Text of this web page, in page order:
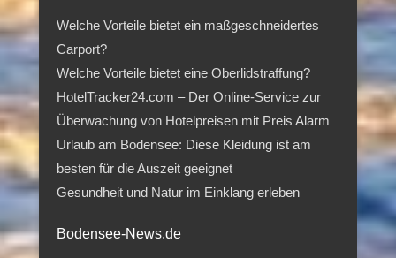
Welche Vorteile bietet ein maßgeschneidertes
Carport?
Welche Vorteile bietet eine Oberlidstraffung?
HotelTracker24.com – Der Online-Service zur
Überwachung von Hotelpreisen mit Preis Alarm
Urlaub am Bodensee: Diese Kleidung ist am
besten für die Auszeit geeignet
Gesundheit und Natur im Einklang erleben
Bodensee-News.de